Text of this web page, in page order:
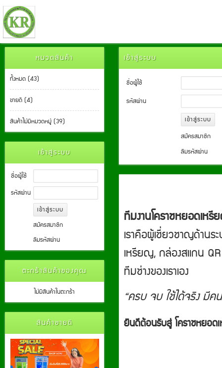
หมวดสินค้า
ทั้งหมด (43)
ขายดี (4)
สินค้าไม่มีหมวดหมู่ (39)
เข้าสู่ระบบ
ชื่อผู้ใช้
รหัสผ่าน
สมัครสมาชิก
ลืมรหัสผ่าน
ตะกร้าสินค้าของคุณ
ไม่มีสินค้าในตะกร้า
สินค้าขายดี
เข้าสู่ระบบ
ชื่อผู้ใช้
รหัสผ่าน
สมัครสมาชิก
ลืมรหัสผ่าน
ทีมงานโคราชหยอดเห
เราคือผู้เชี่ยวชาญด้าน
เหรียญ, กล่องสแกน
ทีมช่างของเราเอง
“ครบ จบ ใช้ได้จริง มีค
ยินดีต้อนรับสู่ โคราชหยอ